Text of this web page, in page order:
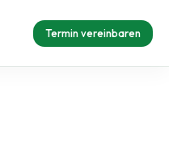
Termin vereinbaren